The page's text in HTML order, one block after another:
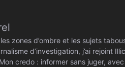
zones d’ombre et les sujets
d’investigation, j’ai rejoint
credo : informer sans juger,